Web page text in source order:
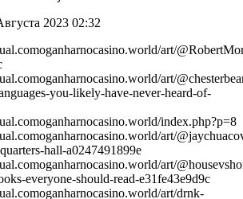
2023 02:32
art/
art/
you-likely-have-never-heard-of-
index.php?p=8
art/
hall-a0247491899e
art/
everyone-should-read-e31fe43e9d9c
art/drnk-